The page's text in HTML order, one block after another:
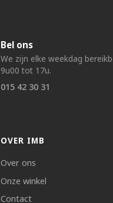
Bel ons
We zijn elke weekdag
9u00 tot 17u.
015 42 30 31
OVER IMB
Over ons
Onze winkel
Contact